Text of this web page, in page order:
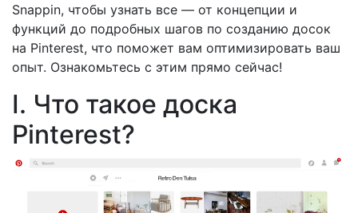
Snappin, чтобы узнать все — от концепции и
функций до подробных шагов по созданию досок
на Pinterest, что поможет вам оптимизировать ваш
опыт. Ознакомьтесь с этим прямо сейчас!
I. Что такое доска
Pinterest?